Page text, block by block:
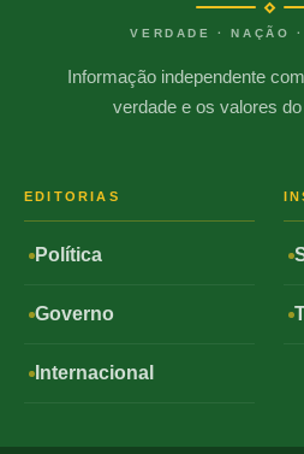
VERDADE · NAÇÃO
Informação independente
verdade e os valores
EDITORIAS
Política
Governo
Internacional